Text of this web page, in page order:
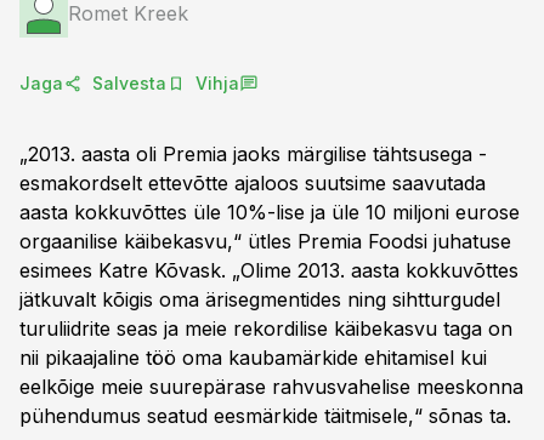
Romet Kreek
Jaga Salvesta Vihja
„2013. aasta oli Premia jaoks märgilise tähtsusega -
esmakordselt ettevõtte ajaloos suutsime saavutada
aasta kokkuvõttes üle 10%-lise ja üle 10 miljoni eurose
orgaanilise käibekasvu,“ ütles Premia Foodsi juhatuse
esimees Katre Kõvask. „Olime 2013. aasta kokkuvõttes
jätkuvalt kõigis oma ärisegmentides ning sihtturgudel
turuliidrite seas ja meie rekordilise käibekasvu taga on
nii pikaajaline töö oma kaubamärkide ehitamisel kui
eelkõige meie suurepärase rahvusvahelise meeskonna
pühendumus seatud eesmärkide täitmisele,“ sõnas ta.